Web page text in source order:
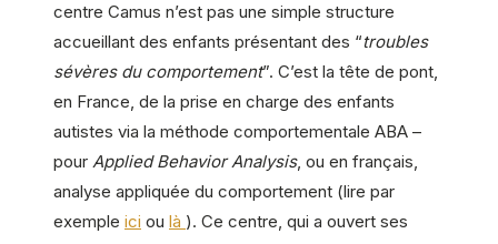
centre Camus n’est pas une simple structure
accueillant des enfants présentant des “troubles
sévères du comportement”. C’est la tête de pont,
en France, de la prise en charge des enfants
autistes via la méthode comportementale ABA –
pour Applied Behavior Analysis, ou en français,
analyse appliquée du comportement (lire par
exemple ici ou là ). Ce centre, qui a ouvert ses